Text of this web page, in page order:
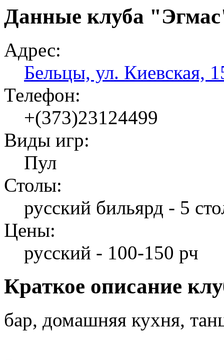
Данные клуба
Адрес:
Бельцы, ул. Киевская,
Телефон:
+(373)23124499
Виды игр:
Пул
Столы:
русский бильярд - 5
Цены:
русский - 100-150 рч
Краткое описание
бар, домашняя кухня,